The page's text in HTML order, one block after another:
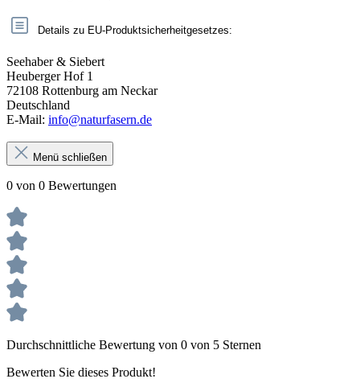
Details zu EU-Produktsicherheitgesetzes:
Seehaber & Siebert
Heuberger Hof 1
72108 Rottenburg am Neckar
Deutschland
E-Mail: info@naturfasern.de
Menü schließen
0 von 0 Bewertungen
Durchschnittliche Bewertung von 0 von 5 Sternen
Bewerten Sie dieses Produkt!